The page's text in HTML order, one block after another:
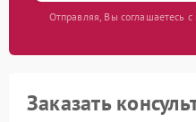
Отправляя, Вы соглашаетесь
Заказать